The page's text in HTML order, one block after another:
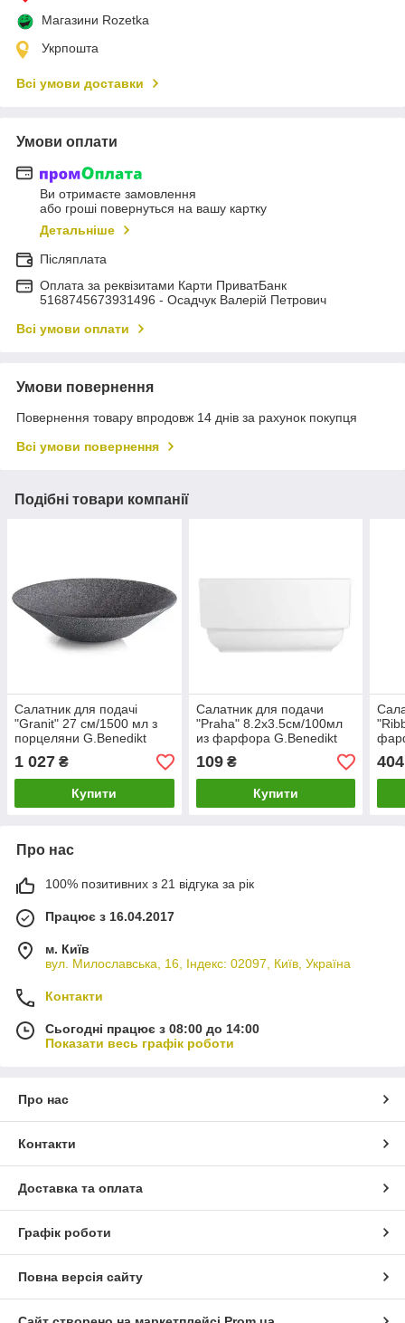
Магазини Rozetka
Укрпошта
Всі умови доставки
Умови оплати
Ви отримаєте замовлення
або гроші повернуться на вашу картку
Детальніше
Післяплата
Оплата за реквізитами Карти ПриватБанк
5168745673931496 - Осадчук Валерій Петрович
Всі умови оплати
Умови повернення
Повернення товару впродовж 14 днів за рахунок покупця
Всі умови повернення
Подібні товари компанії
Салатник для подачі
"Granit" 27 см/1500 мл з
порцеляни G.Benedikt
1 027 ₴
Купити
Салатник для подачи
"Praha" 8.2х3.5см/100мл
из фарфора G.Benedikt
109₴
Купити
404
Про нас
100% позитивних з 21 відгука за рік
Працює з 16.04.2017
м. Київ
вул. Милославська, 16, Індекс: 02097, Київ, Україна
Контакти
Сьогодні працює з 08:00 до 14:00
Показати весь графік роботи
Про нас
Контакти
Доставка та оплата
Графік роботи
Повна версія сайту